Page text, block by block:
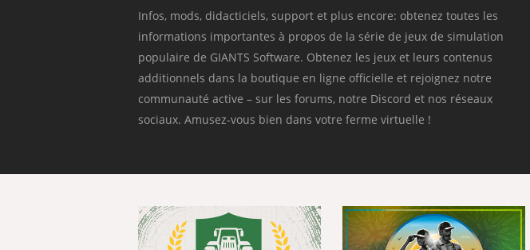
Infos, mods, didacticiels, support et plus encore: obtenez toutes les
informations importantes à propos de la série de jeux de simulation
populaire de GIANTS Software. Obtenez les jeux et leurs contenus
additionnels dans la boutique en ligne officielle et rejoignez notre
communauté active – sur les forums, notre Discord et nos réseaux
sociaux. Amusez-vous bien dans votre ferme virtuelle !